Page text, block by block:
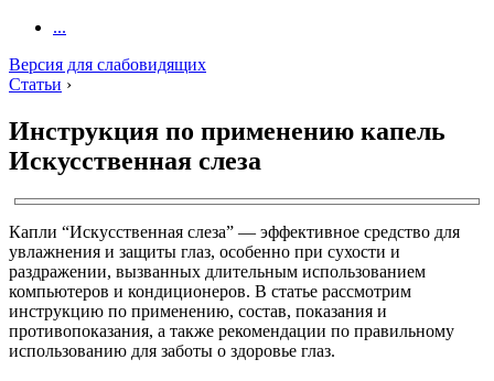
...
Версия для слабовидящих
Статьи ›
Инструкция по применению капель
Искусственная слеза
Капли “Искусственная слеза” — эффективное средство для
увлажнения и защиты глаз, особенно при сухости и
раздражении, вызванных длительным использованием
компьютеров и кондиционеров. В статье рассмотрим
инструкцию по применению, состав, показания и
противопоказания, а также рекомендации по правильному
использованию для заботы о здоровье глаз.